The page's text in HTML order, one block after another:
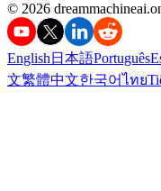
©️ 2026
English 日本語Português
文繁體中文한국어ไทย